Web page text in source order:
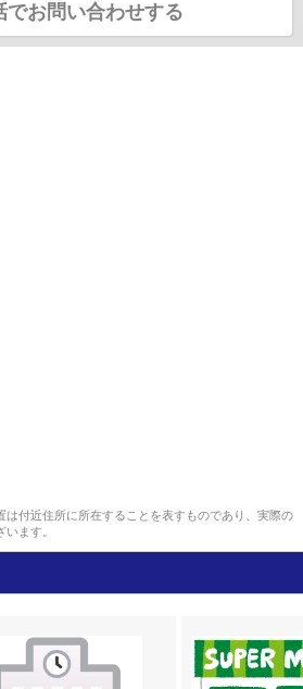
でお問い合わせする
付近住所に所在することを表すものであり、実際の
ます。